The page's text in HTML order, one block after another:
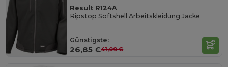
Result R124A
Ripstop Softshell Arbeitskleidung Jacke
Günstigste:
26,85 €41,09 €